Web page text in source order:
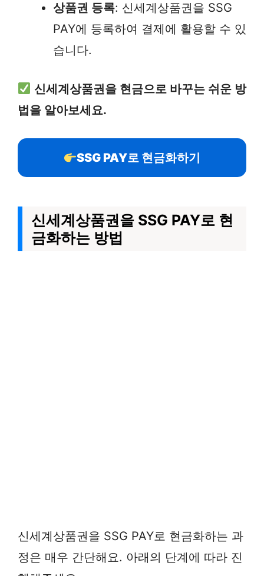
상품권 등록: 신세계상품권을 SSG
PAY에 등록하여 결제에 활용할 수 있
습니다.
신세계상품권을 현금으로 바꾸는 쉬운 방
법을 알아보세요.
SSG PAY로 현금화하기
신세계상품권을 SSG PAY로 현
금화하는 방법
신세계상품권을 SSG PAY로 현금화하는 과
정은 매우 간단해요. 아래의 단계에 따라 진